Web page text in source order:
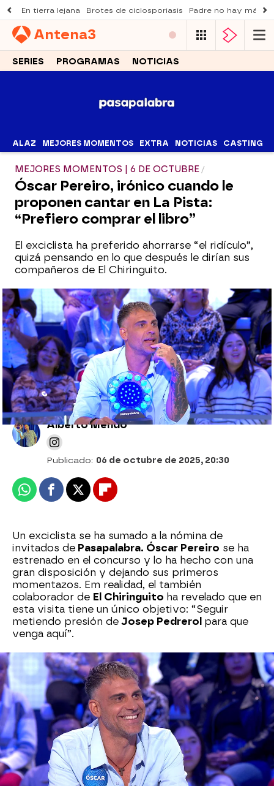
En tierra lejana Brotes de ciclosporiasis Padre no hay más
Antena3
SERIES PROGRAMAS NOTICIAS
ALAZ MEJORES MOMENTOS EXTRA NOTICIAS CASTING
MEJORES MOMENTOS | 6 DE OCTUBRE
Óscar Pereiro, irónico cuando le
proponen cantar en La Pista:
“Prefiero comprar el libro”
El exciclista ha preferido ahorrarse “el ridículo”,
quizá pensando en lo que después le dirían sus
compañeros de El Chiringuito.
La remontada se le queda corta a Manu en
El Rosco: ¡va a por el bote de 2.212.000
euros!
Alberto Mendo
Publicado: 06 de octubre de 2025, 20:30
WhatsappFacebook
X Flipboard
Un exciclista se ha sumado a la nómina de
invitados de Pasapalabra. Óscar Pereiro se ha
estrenado en el concurso y lo ha hecho con una
gran disposición y dejando sus primeros
momentazos. Em realidad, el también
colaborador de El Chiringuito ha revelado que en
esta visita tiene un único objetivo: “Seguir
metiendo presión de Josep Pedrerol para que
venga aquí”.
Mientras eso ocurre, él ha sido el debutante. Su
primer duelo enLa Pistalo ha jugado contra
Pastora Vegay con una canción del año 2013. A
los dos les ha costado reconocerla. De hecho, a
la actriz le ha sonado la voz antes que el propio
tema y ya tras el segundo fragmento. Sólo al
final del todo, y una vez que se ha llevado a
victoria con ‘Feel this moment’, ha sabido que
eraChristina Aguilera con Pitbull.